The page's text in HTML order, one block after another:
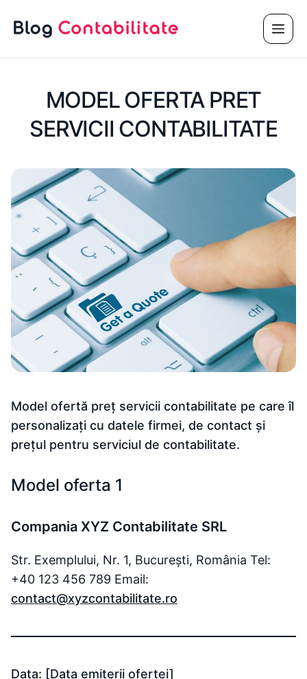
MODEL OFERTA PRET
SERVICII CONTABILITATE
Model ofertă preț servicii contabilitate pe care îl
personalizați cu datele firmei, de contact și
prețul pentru serviciul de contabilitate.
Model oferta 1
Compania XYZ Contabilitate SRL
Str. Exemplului, Nr. 1, București, România Tel:
+40 123 456 789 Email:
contact@xyzcontabilitate.ro
Data: [Data emiterii ofertei]